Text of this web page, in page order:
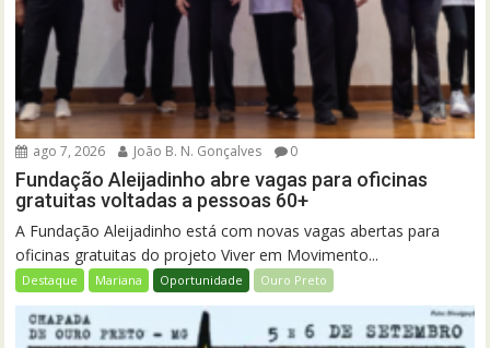
ago 7, 2026 João B. N. Gonçalves 0
Fundação Aleijadinho abre vagas para oficinas
gratuitas voltadas a pessoas 60+
A Fundação Aleijadinho está com novas vagas abertas para
oficinas gratuitas do projeto Viver em Movimento...
Destaque Mariana Oportunidade Ouro Preto